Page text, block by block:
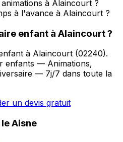
à Alaincourt ?
à l'avance à Alaincourt ?
enfant à Alaincourt?
à Alaincourt (02240).
enfants — Animations,
— 7j/7 dans toute la
un devis gratuit
Aisne